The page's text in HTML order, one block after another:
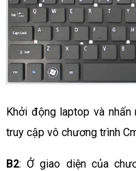
Khởi động laptop và
truy cập vô chương trình
B2: Ở giao diện của